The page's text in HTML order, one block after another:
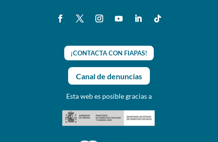
¡CONTACTA CON FIAPAS!
Canal de denuncias
Esta web es posible gracias a